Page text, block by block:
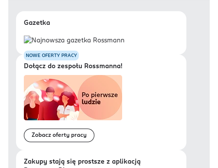
Gazetka
NOWE OFERTY PRACY
Dołącz do zespołu Rossmanna!
Zobacz oferty pracy
Zakupy stają się prostsze z aplikacją